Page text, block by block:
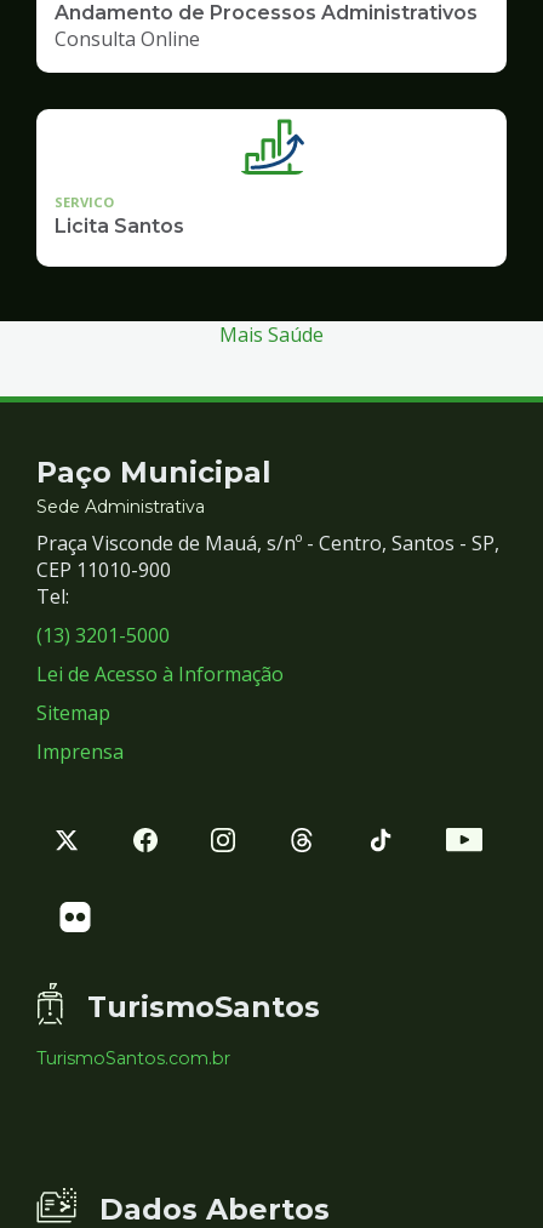
Andamento de Processos Administrativos
Consulta Online
SERVICO
Licita Santos
Mais Saúde
Contato
e
Redes
Sociais
Paço Municipal
Sede Administrativa
Praça Visconde de Mauá, s/nº - Centro, Santos - SP,
CEP 11010-900
Tel:
(13) 3201-5000
Lei de Acesso à Informação
Sitemap
Imprensa
TurismoSantos
TurismoSantos.com.br
Dados Abertos